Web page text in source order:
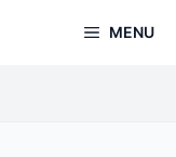
MENU